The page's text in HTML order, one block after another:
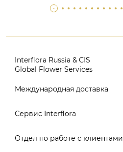
Interflora Russia & CIS
Global Flower Services
Версия для печати
Поиск
Международная доставка
Россия
Европа
Сервис Interflora
Заказ и оплата
Отдел по работе с клиентами